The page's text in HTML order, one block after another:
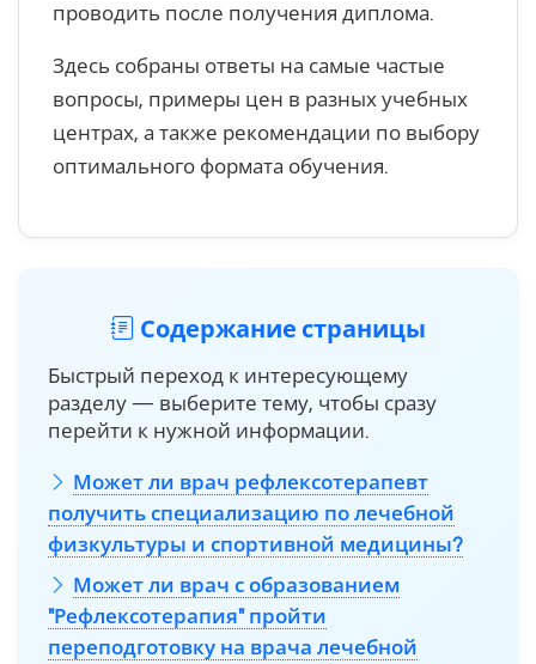
проводить после получения диплома.
Здесь собраны ответы на самые частые
вопросы, примеры цен в разных учебных
центрах, а также рекомендации по выбору
оптимального формата обучения.
Содержание страницы
Быстрый переход к интересующему
разделу — выберите тему, чтобы сразу
перейти к нужной информации.
Может ли врач рефлексотерапевт
получить специализацию по лечебной
физкультуры и спортивной медицины?
Может ли врач с образованием
"Рефлексотерапия" пройти
переподготовку на врача лечебной